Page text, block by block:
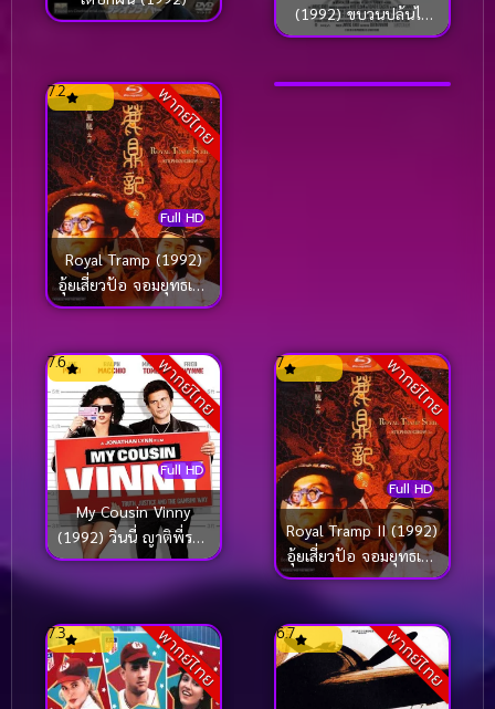
(1992) ขบวนปล้นไม่
ถามชื่อ
พากย์ไทย
Full HD
7.2
Royal Tramp (1992)
อุ้ยเสี่ยวป้อ จอมยุทธเย้ย
ยุทธจักร
7.1
Benny s Video (1992)
พากย์ไทย
Full HD
7.6
My Cousin Vinny
(1992) วินนี่ ญาติพี่รวม
มิตร
พากย์ไทย
Full HD
7
Royal Tramp II (1992)
อุ้ยเสี่ยวป้อ จอมยุทธเย้ย
ยุทธจักร ภาค 2
พากย์ไทย
7.3 พากย์ไทย
6.7